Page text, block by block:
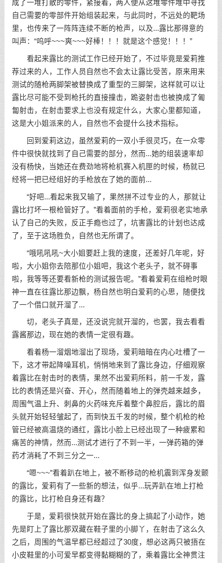
成了一堆打散的零件，紧接着，两人便从这堆零件堆中寻找
自己需要的零部件开始组装起来，与此同时，不远处的靶场
里，也传来了一阵阵连续不断的枪声，以及...露比那得意的
叫声：“呜呼~~~爽~~~好棒！！！就是这个感觉！！！”
看起来露比的测试工作已经开始了，不过毕竟是爱莉推
荐过来的人，工作人员自然也不会太让露比受苦，原来用来
测试的随枪两脚架被替换成了重型的三脚架，这样就可以让
露比尽可能不受到枪托的直接撞击，跪姿射击也被换成了匍
匐射击，在射击要求上也没有规定什么，大家心里都知道，
这是大小姐派来的人，自然也不会提什么技术指标。
回到爱莉这边，虽然爱莉的一双小手很灵巧，在一众零
件中很快就找到了自己需要的部分，然而...她的组装速率却
没有杨快，当她还在费劲地将枪机赛入机匣的时候，杨就已
经将一把已经组好的手枪放在了她的面前...
“好吧...看起来我又输了，果然拼不过专业的人，那就让
露比打坏一根枪管好了。”看着面前的手枪，爱莉很老实地承
认了自己的失败，反正手瘾也过了，坑害露比的计划也达成
了，至于这场胜负，自然也无所谓了。
“哦吼吼吼~大小姐要赶上我的速度，还差好几年呢，好
啦，大小姐你去陪那位小姐吧，我这个老头子，就不碍事
啦，我等等还要看新枪的测试报告呢。”看着爱莉在组枪时眼
神一直在往露比那边飘，杨自然也明白爱莉的心思，随便找
了一个借口就开溜了...
切，老头子真是，还没说完就开溜的，也罢，我去看看
露酱那边，现在她的表情一定很有趣。
看着杨一溜烟地溜出了现场，爱莉暗暗在内心吐槽了一
下，这才带起降噪耳机，悄悄地来到了露比身边，仔细观察
着露比在射击时的表情，果然不出爱莉所料，前一千发，露
比的表情还是兴奋、开心，然而随着地上的弹壳越来越多，
周围气温上升、刺鼻的火药味充斥着整个鼻腔后，露比的眉
头就开始轻轻皱起了，而到快五千发的时候，整个机枪的枪
管已经被高温烧的通红，露比小脸上已经出现了一种疲累和
痛苦的神情，然而...测试才进行了不到一半，一弹药箱的弹
药才消耗了不到三分之一...
“嗯~~~”看着趴在地上，被不断移动的枪机震到浑身发颤
的露比，爱莉有了一些新的想法，似乎...玩弄趴在地上打枪
的露比，比打枪自身还有趣？
于是，爱莉很快就开始在露比的身上搞起了小动作，她
先是盯上了露比那双藏在鞋子里的小脚丫，在射击了这么久
之后，周围的气温早都已经超过了30度，想必这两只被捂在
小皮鞋里的小可爱早都变得黏糊糊的了，乘着露比全神贯注